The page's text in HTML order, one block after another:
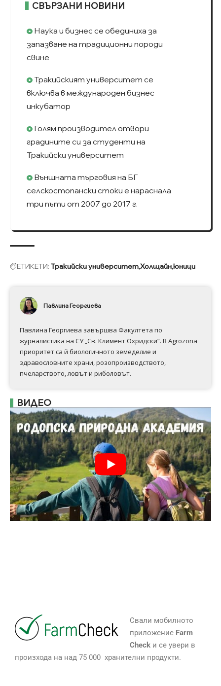
СВЪРЗАНИ НОВИНИ
Наука и бизнес се обединиха за
запазване на традиционни породи
свине
Тракийският университет се
включва в международен бизнес
инкубатор
Голям производител отвори
градините си за студенти на
Тракийски университет
Външната търговия на БГ
селскостопански стоки е нараснала
три пъти от 2007 до 2017 г.
ЕТИКЕТИ: Тракийски университетХолщайнюници
Павлина Георгиева
Павлина Георгиева завършва Факултета по
журналистика на СУ „Св. Климент Охридски“. В Аgrozona
приоритет са й биологичното земеделие и
здравословните храни, розопроизводството,
пчеларството, ловът и риболовът.
ВИДЕО
Свали мобилното
приложение Farm
Checkи се увери в
произхода на над 75 000 хранителни продукти.